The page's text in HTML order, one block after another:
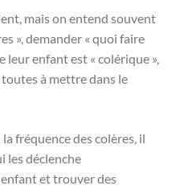
mais on entend souvent
», demander « quoi faire
leur enfant est « colérique »,
à mettre dans le
fréquence des colères, il
les déclenche
et trouver des